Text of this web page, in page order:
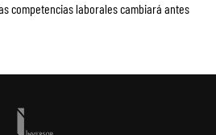
competencias laborales cambiará antes